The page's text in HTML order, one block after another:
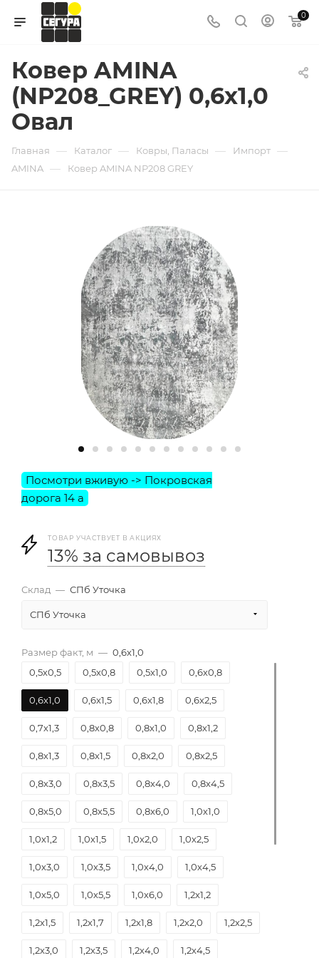
0
Ковер AMINA
(NP208_GREY) 0,6х1,0
Овал
Главная — Каталог — Ковры, Паласы — Импорт —
AMINA — Ковер AMINA NP208 GREY
ТОВАР УЧАСТВУЕТ В АКЦИЯХ
13% за самовывоз
Склад — СПб Уточка
СПб Уточка
Размер факт, м — 0,6х1,0
0,5х0,5
0,5х0,8 0,5х1,0 0,6х0,8
0,6х1,0 0,6х1,5 0,6х1,8 0,6х2,5
0,7х1,3 0,8х0,8 0,8х1,0 0,8х1,2
0,8х1,3 0,8х1,5 0,8х2,0 0,8х2,5
0,8х3,0 0,8х3,5 0,8х4,0 0,8х4,5
0,8х5,0 0,8х5,5 0,8х6,0 1,0х1,0
1,0х1,2 1,0х1,5 1,0х2,0 1,0х2,5
1,0х3,0 1,0х3,5 1,0х4,0 1,0х4,5
1,0х5,0 1,0х5,5 1,0х6,0 1,2х1,2
1,2х1,5 1,2х1,7 1,2х1,8 1,2х2,0 1,2х2,5
1,2х3,0 1,2х3,5 1,2х4,0 1,2х4,5